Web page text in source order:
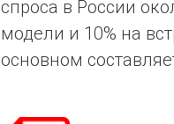
спроса в России
модели и 10% на
основном